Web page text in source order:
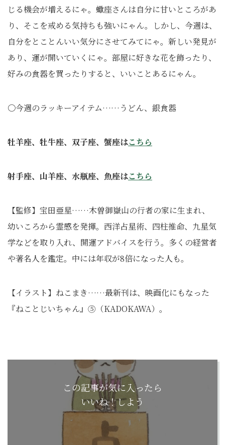
じる機会が増えるにゃ。蠍座さんは自分に甘いところがあ
り、そこを戒める気持ちも強いにゃん。しかし、今週は、
自分をとことんいい気分にさせてみてにゃ。新しい発見が
あり、運が開いていくにゃ。部屋に好きな花を飾ったり、
好みの食器を買ったりすると、いいことあるにゃん。
〇今週のラッキーアイテム……うどん、銀食器
牡羊座、牡牛座、双子座、蟹座はこちら
射手座、山羊座、水瓶座、魚座はこちら
【監修】宝田亜星……木曽御嶽山の行者の家に生まれ、
幼いころから霊感を発揮。西洋占星術、四柱推命、九星気
学などを取り入れ、開運アドバイスを行う。多くの経営者
や著名人を鑑定。中には年収が8倍になった人も。
【イラスト】ねこまき……最新刊は、映画化にもなった
『ねことじいちゃん』⑤（KADOKAWA）。
この記事が気に入ったら
いいね！しよう